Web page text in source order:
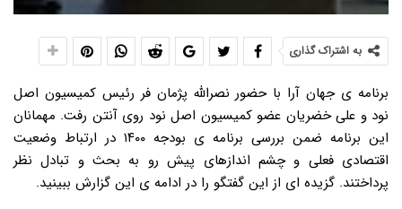
به اشتراک گذاری
برنامه ی جهان آرا با حضور نصرالله پژمان فر رئیس کمیسیون اصل
نود و علی خضریان عضو کمیسیون اصل نود روی آنتن رفت. مهمانان
این برنامه ضمن بررسی برنامه ی بودجه ۱۴۰۰ در ارتباط وضعیت
اقتصادی فعلی و چشم اندازهای پیش رو به بحث و تبادل نظر
پرداختند. گزیده ای از این گفتگو را در ادامه ی این گزارش ببینید.